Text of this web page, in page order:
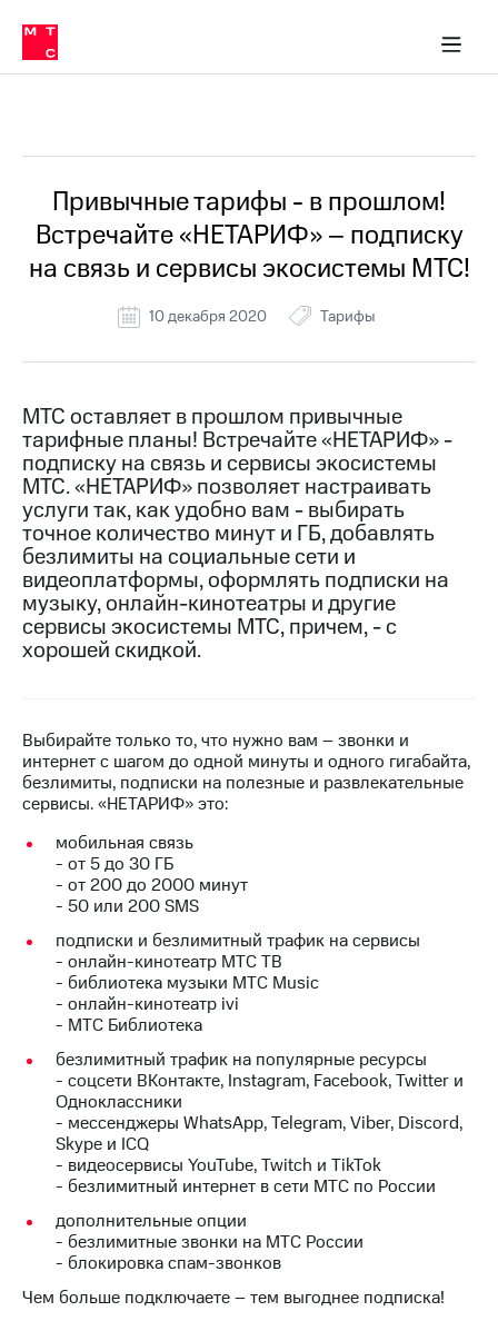
связь
Сервисы и подписки
30% на связь
кабинеты
Мобильная
и
Спутниковое
ТВ
МТС
Деньги
Перенести
в МТС
Тарифы
Услуги
Роуминг
Семейная
группа
Заказать
Оформить
eSIM
SIM-
для
иностранцев
Оформить
чистый
номер
Выбрать
красивый
Заменить
SIM-
карту
Перейти
на
eSIM
Для дома
Спутниковое ТВ
Выберите
в МТС
Услуги
Роуминг
Личный
Скачать
МТС
Акции
Скидка 30%
на связь
Тарифы
RED,
РИИЛ
и МТС
Супер
дешевле
МТС
Деньги
Спутниковое ТВ
Выберите
и подключите
ТВ
с выгодным
тарифом
Интернет,
ТВ и телефон
Личный
кабинет
спутникового
ТВ
Скачать
Мой
МТС
МТС
Premium
Привычные тарифы - в прошлом!
Встречайте «НЕТАРИФ» – подписку
на связь и сервисы экосистемы МТС!
10 декабря 2020 Тарифы
МТС оставляет в прошлом привычные
тарифные планы! Встречайте «НЕТАРИФ» -
подписку на связь и сервисы экосистемы
МТС. «НЕТАРИФ» позволяет настраивать
услуги так, как удобно вам - выбирать
точное количество минут и ГБ, добавлять
безлимиты на социальные сети и
видеоплатформы, оформлять подписки на
музыку, онлайн-кинотеатры и другие
сервисы экосистемы МТС, причем, - с
хорошей скидкой.
Выбирайте только то, что нужно вам – звонки и
интернет с шагом до одной минуты и одного гигабайта,
безлимиты, подписки на полезные и развлекательные
сервисы. «НЕТАРИФ» это:
мобильная связь
- от 5 до 30 ГБ
- от 200 до 2000 минут
- 50 или 200 SMS
подписки и безлимитный трафик на сервисы
- онлайн-кинотеатр МТС ТВ
- библиотека музыки МТС Music
- онлайн-кинотеатр ivi
- МТС Библиотека
безлимитный трафик на популярные ресурсы
- соцсети ВКонтакте, Instagram, Facebook, Twitter и
Одноклассники
- мессенджеры WhatsApp, Telegram, Viber, Discord,
Skype и ICQ
- видеосервисы YouTube, Twitch и TikTok
- безлимитный интернет в сети МТС по России
дополнительные опции
- безлимитные звонки на МТС России
- блокировка спам-звонков
Чем больше подключаете – тем выгоднее подписка!